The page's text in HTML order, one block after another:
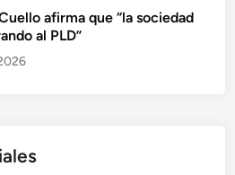
afirma que “la sociedad
al PLD”